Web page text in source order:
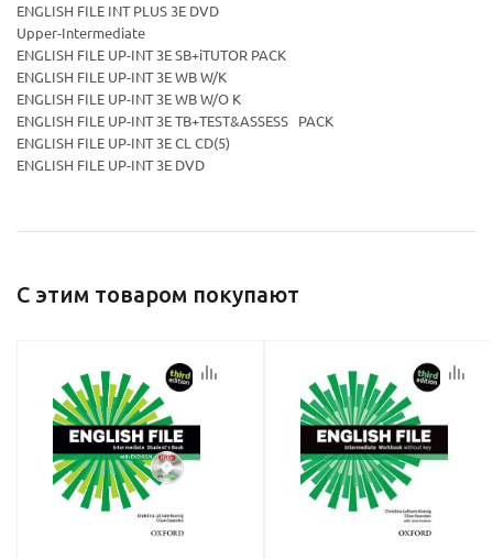
ENGLISH FILE INT PLUS 3E DVD
Upper-Intermediate
ENGLISH FILE UP-INT 3E SB+iTUTOR PACK
ENGLISH FILE UP-INT 3E WB W/K
ENGLISH FILE UP-INT 3E WB W/O K
ENGLISH FILE UP-INT 3E TB+TEST&ASSESS PACK
ENGLISH FILE UP-INT 3E CL CD(5)
ENGLISH FILE UP-INT 3E DVD
С этим товаром покупают